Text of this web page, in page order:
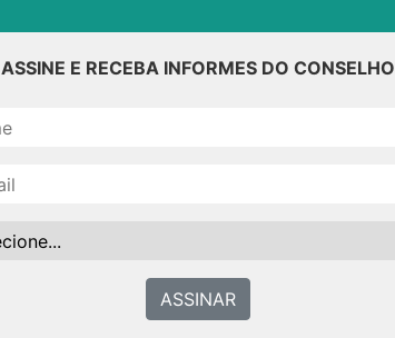
ASSINE E RECEBA INFORMES DO CONSELHO
ASSINAR